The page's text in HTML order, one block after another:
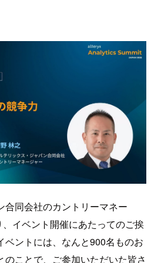
合同会社のカントリーマネー
、イベント開催にあたってのご挨
ベントには、なんと900名ものお
ことで、ご参加いただいた皆さ